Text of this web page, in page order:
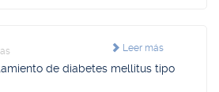
Leer más
de diabetes mellitus tipo